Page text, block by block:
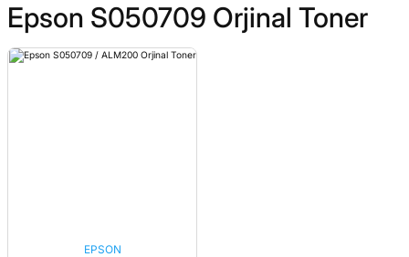
Epson S050709 Orjinal Toner
EPSON